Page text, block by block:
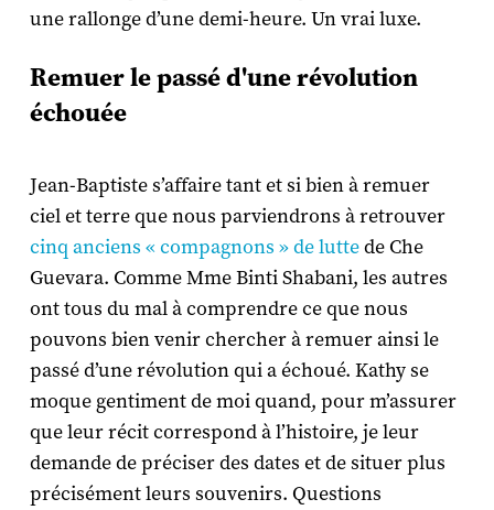
une rallonge d’une demi-heure. Un vrai luxe.
Remuer le passé d'une révolution
échouée
Jean-Baptiste s’affaire tant et si bien à remuer
ciel et terre que nous parviendrons à retrouver
cinq anciens « compagnons » de luttede Che
Guevara. Comme Mme Binti Shabani, les autres
ont tous du mal à comprendre ce que nous
pouvons bien venir chercher à remuer ainsi le
passé d’une révolution qui a échoué. Kathy se
moque gentiment de moi quand, pour m’assurer
que leur récit correspond à l’histoire, je leur
demande de préciser des dates et de situer plus
précisément leurs souvenirs. Questions